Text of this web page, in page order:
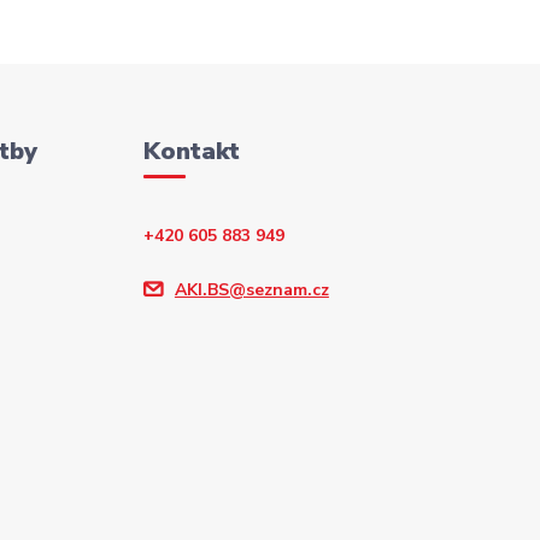
Kontakt
+420 605 883 949
AKI.BS@seznam.cz